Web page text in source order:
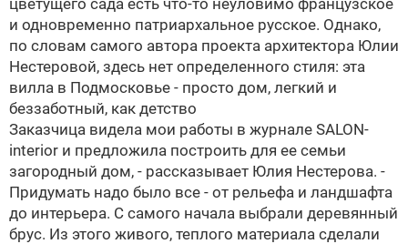
цветущего сада есть что-то неуловимо французское
и одновременно патриархальное русское. Однако,
по словам самого автора проекта архитектора Юлии
Нестеровой, здесь нет определенного стиля: эта
вилла в Подмосковье - просто дом, легкий и
беззаботный, как детство
Заказчица видела мои работы в журнале SALON-
interior и предложила построить для ее семьи
загородный дом, - рассказывает Юлия Нестерова. -
Придумать надо было все - от рельефа и ландшафта
до интерьера. C самого начала выбрали деревянный
брус. Из этого живого, теплого материала сделали